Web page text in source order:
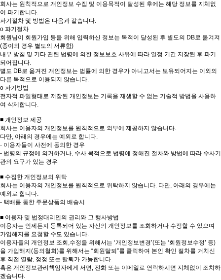
회사는 원칙적으로 개인정보 수집 및 이용목적이 달성된 후에는 해당 정보를 지체없
이 파기합니다.
파기절차 및 방법은 다음과 같습니다.
ο 파기절차
회원님이 회원가입 등을 위해 입력하신 정보는 목적이 달성된 후 별도의 DB로 옮겨져
(종이의 경우 별도의 서류함)
내부 방침 및 기타 관련 법령에 의한 정보보호 사유에 따라 일정 기간 저장된 후 파기
되어집니다.
별도 DB로 옮겨진 개인정보는 법률에 의한 경우가 아니고서는 보유되어지는 이외의
다른 목적으로 이용되지 않습니다.
ο 파기방법
전자적 파일형태로 저장된 개인정보는 기록을 재생할 수 없는 기술적 방법을 사용하
여 삭제합니다.
■ 개인정보 제공
회사는 이용자의 개인정보를 원칙적으로 외부에 제공하지 않습니다.
다만, 아래의 경우에는 예외로 합니다.
- 이용자들이 사전에 동의한 경우
- 법령의 규정에 의거하거나, 수사 목적으로 법령에 정해진 절차와 방법에 따라 수사기
관의 요구가 있는 경우
■ 수집한 개인정보의 위탁
회사는 이용자의 개인정보를 원칙적으로 위탁하지 않습니다. 다만, 아래의 경우에는
예외로 합니다.
- 택배를 통한 주문상품의 배송시
■ 이용자 및 법정대리인의 권리와 그 행사방법
이용자는 언제든지 등록되어 있는 자신의 개인정보를 조회하거나 수정할 수 있으며
가입해지를 요청할 수도 있습니다.
이용자들의 개인정보 조회,수정을 위해서는 ‘개인정보변경’(또는 ‘회원정보수정’ 등)
을 가입해지(동의철회)를 위해서는 “회원탈퇴”를 클릭하여 본인 확인 절차를 거치신
후 직접 열람, 정정 또는 탈퇴가 가능합니다.
혹은 개인정보관리책임자에게 서면, 전화 또는 이메일로 연락하시면 지체없이 조치하
겠습니다.